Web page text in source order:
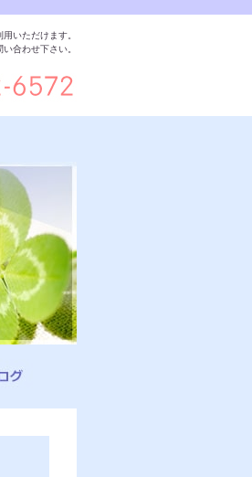
いただけます。
合わせ下さい。